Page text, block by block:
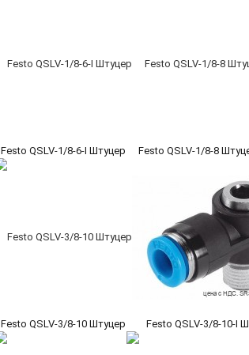
Festo QSLV-1/8-6-I Штуцер Festo QSLV-1/8-8
Festo QSLV-3/8-10 Штуцер Festo QSLV-3/8-10-I